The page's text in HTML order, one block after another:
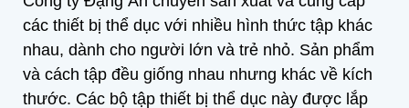
các thiết bị thể dục với nhiều hình thức tập khác
nhau, dành cho người lớn và trẻ nhỏ. Sản phẩm
và cách tập đều giống nhau nhưng khác về kích
thước. Các bộ tập thiết bị thể dục này được lắp